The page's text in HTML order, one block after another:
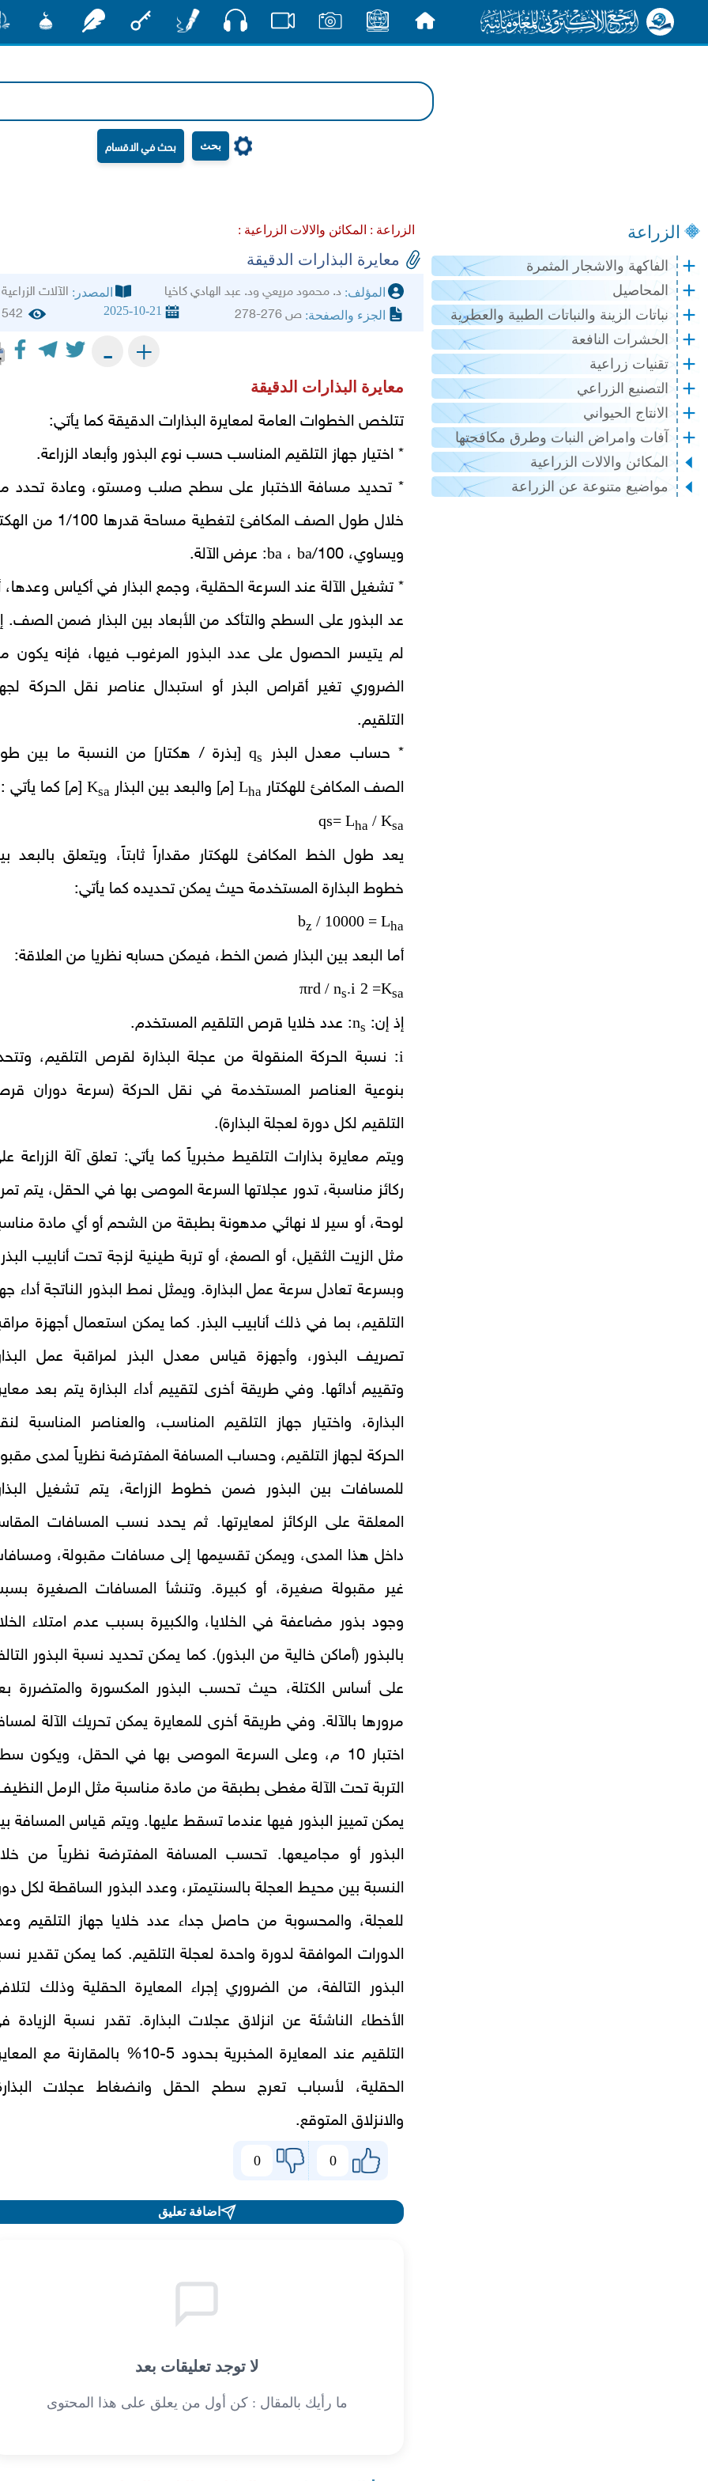
بحث
الزراعة
الفاكهة والاشجار المثمرة
المحاصيل
نباتات الزينة والنباتات الطبية والعطرية
الحشرات النافعة
تقنيات زراعية
التصنيع الزراعي
الانتاج الحيواني
آفات وامراض النبات وطرق مكافحتها
المكائن والالات الزراعية
مواضيع متنوعة عن الزراعة
الزراعة : المكائن والالات الزراعية :
معايرة البذارات الدقيقة
المؤلف: د. محمود مريعي ود. عبد الهادي كاخيا المصدر: الآلات الزراعية
الجزء والصفحة: ص 276-278 2025-10-21
542
+
-
معايرة البذارات الدقيقة
تتلخص الخطوات العامة لمعايرة البذارات الدقيقة كما يأتي:
* اختيار جهاز التلقيم المناسب حسب نوع البذور وأبعاد الزراعة.
* تحديد مسافة الاختبار على سطح صلب ومستو، وعادة تحدد
خلال طول الصف المكافئ لتغطية مساحة قدرها 1/
ويساوي، 100/
ba ، ba: عرض الآلة.
* تشغيل الآلة عند السرعة الحقلية، وجمع البذار في أكياس وعدها،
عد البذور على السطح والتأكد من الأبعاد بين البذار ضمن الصف.
لم يتيسر الحصول على عدد البذور المرغوب فيها، فإنه يكون
الضروري تغير أقراص البذر أو استبدال عناصر نقل الحركة
التلقيم.
* حساب معدل البذر
qs [بذرة / هكتار] من النسبة ما بين
الصف المكافئ للهكتار
Lha [م] والبعد بين البذار Ksa [م] كما يأتي :
qs= Lha / Ksa
يعد طول الخط المكافئ للهكتار مقداراً ثابتاً، ويتعلق بالبعد
خطوط البذارة المستخدمة حيث يمكن تحديده كما يأتي:
Lha
= 10000 / b
z
أما البعد بين البذار ضمن الخط، فيمكن حسابه نظريا من العلاقة:
Ksa
= 2
πrd / ns.i
إذ إن: ns : عدد خلايا قرص التلقيم المستخدم.
i: نسبة الحركة المنقولة من عجلة البذارة لقرص التلقيم،
بنوعية العناصر المستخدمة في نقل الحركة (سرعة دوران
التلقيم لكل دورة لعجلة البذارة).
ويتم معايرة بذارات التلقيط مخبرياً كما يأتي: تعلق آلة الزراعة
ركائز مناسبة، تدور عجلاتها السرعة الموصى بها في الحقل، يتم
لوحة، أو سير لا نهائي مدهونة بطبقة من الشحم أو أي مادة
مثل الزيت الثقيل، أو الصمغ، أو تربة طينية لزجة تحت أنابيب
وبسرعة تعادل سرعة عمل البذارة. ويمثل نمط البذور الناتجة أداء
التلقيم، بما في ذلك أنابيب البذر. كما يمكن استعمال أجهزة
تصريف البذور، وأجهزة قياس معدل البذر لمراقبة عمل
وتقييم أدائها. وفي طريقة أخرى لتقييم أداء البذارة يتم بعد
البذارة، واختيار جهاز التلقيم المناسب، والعناصر المناسبة
الحركة لجهاز التلقيم، وحساب المسافة المفترضة نظرياً لمدى
للمسافات بين البذور ضمن خطوط الزراعة، يتم تشغيل
المعلقة على الركائز لمعايرتها. ثم يحدد نسب المسافات
داخل هذا المدى، ويمكن تقسيمها إلى مسافات مقبولة،
غير مقبولة صغيرة، أو كبيرة. وتنشأ المسافات الصغيرة
وجود بذور مضاعفة في الخلايا، والكبيرة بسبب عدم امتلاء
بالبذور (أماكن خالية من البذور). كما يمكن تحديد نسبة البذور
على أساس الكتلة، حيث تحسب البذور المكسورة والمتضررة
مرورها بالآلة. وفي طريقة أخرى للمعايرة يمكن تحريك الآلة
اختبار 10 م، وعلى السرعة الموصى بها في الحقل، ويكون
التربة تحت الآلة مغطى بطبقة من مادة مناسبة مثل الرمل
يمكن تمييز البذور فيها عندما تسقط عليها. ويتم قياس المسافة
البذور أو مجاميعها. تحسب المسافة المفترضة نظرياً من
النسبة بين محيط العجلة بالسنتيمتر، وعدد البذور الساقطة لكل
للعجلة، والمحسوبة من حاصل جداء عدد خلايا جهاز التلقيم
الدورات الموافقة لدورة واحدة لعجلة التلقيم. كما يمكن تقدير
البذور التالفة، من الضروري إجراء المعايرة الحقلية وذلك
الأخطاء الناشئة عن انزلاق عجلات البذارة. تقدر نسبة الزيادة
التلقيم عند المعايرة المخبرية بحدود 5-10% بالمقارنة مع
الحقلية، لأسباب تعرج سطح الحقل وانضغاط عجلات
والانزلاق المتوقع.
0
0
اضافة تعليق
لا توجد تعليقات بعد
ما رأيك بالمقال : كن أول من يعلق على هذا المحتوى